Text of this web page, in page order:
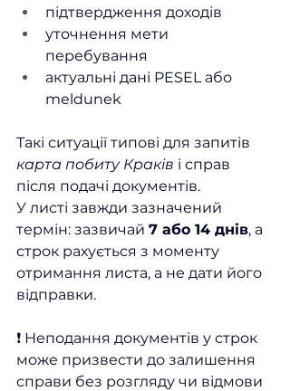
підтвердження доходів
уточнення мети
перебування
актуальні дані PESEL або
meldunek
Такі ситуації типові для запитів
карта побиту Краків і справ
після подачі документів.
У листі завжди зазначений
термін: зазвичай 7 або 14 днів, а
строк рахується з моменту
отримання листа, а не дати його
відправки.
❗ Неподання документів у строк
може призвести до залишення
справи без розгляду чи відмови